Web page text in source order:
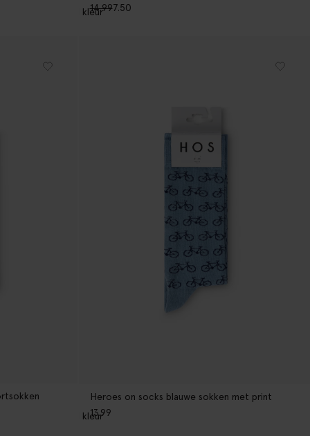
14.997.50
kleur
Heroes on socks blauwe sokken met print
13.99
kleur